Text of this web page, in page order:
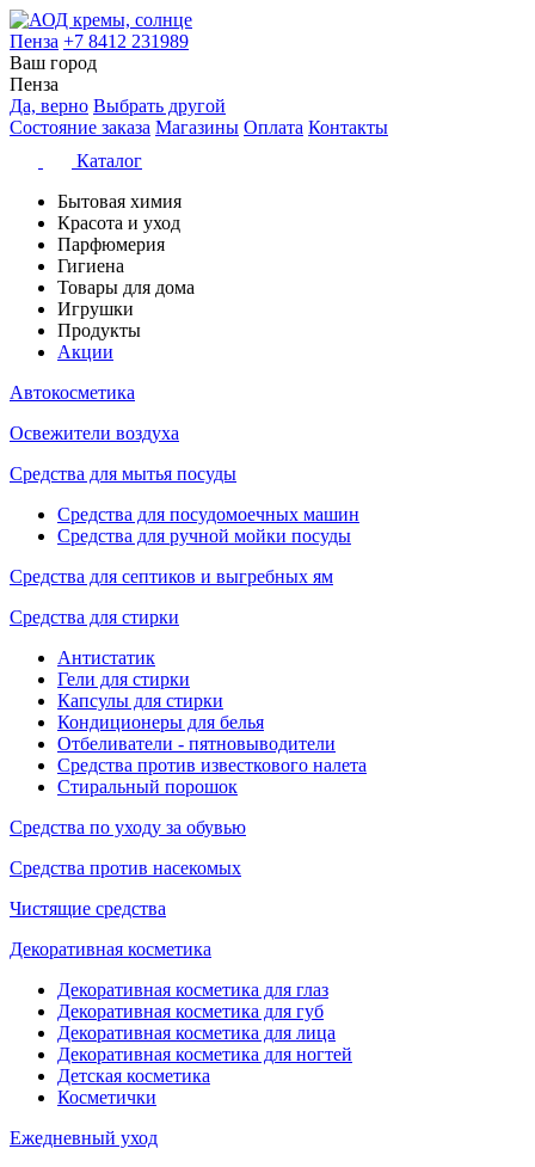
Пенза +7 8412 231989
Ваш город
Пенза
Да, верно Выбрать другой
Состояние заказа Магазины Оплата Контакты
Каталог
Бытовая химия
Красота и уход
Парфюмерия
Гигиена
Товары для дома
Игрушки
Продукты
Акции
Автокосметика
Освежители воздуха
Средства для мытья посуды
Средства для посудомоечных машин
Средства для ручной мойки посуды
Средства для септиков и выгребных ям
Средства для стирки
Антистатик
Гели для стирки
Капсулы для стирки
Кондиционеры для белья
Отбеливатели - пятновыводители
Средства против известкового налета
Стиральный порошок
Средства по уходу за обувью
Средства против насекомых
Чистящие средства
Декоративная косметика
Декоративная косметика для глаз
Декоративная косметика для губ
Декоративная косметика для лица
Декоративная косметика для ногтей
Детская косметика
Косметички
Ежедневный уход